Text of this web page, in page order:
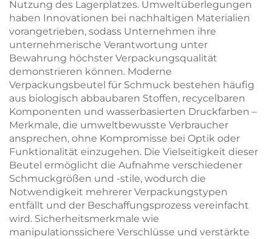
Nutzung des Lagerplatzes. Umweltüberlegungen
haben Innovationen bei nachhaltigen Materialien
vorangetrieben, sodass Unternehmen ihre
unternehmerische Verantwortung unter
Bewahrung höchster Verpackungsqualität
demonstrieren können. Moderne
Verpackungsbeutel für Schmuck bestehen häufig
aus biologisch abbaubaren Stoffen, recycelbaren
Komponenten und wasserbasierten Druckfarben –
Merkmale, die umweltbewusste Verbraucher
ansprechen, ohne Kompromisse bei Optik oder
Funktionalität einzugehen. Die Vielseitigkeit dieser
Beutel ermöglicht die Aufnahme verschiedener
Schmuckgrößen und -stile, wodurch die
Notwendigkeit mehrerer Verpackungstypen
entfällt und der Beschaffungsprozess vereinfacht
wird. Sicherheitsmerkmale wie
manipulationssichere Verschlüsse und verstärkte